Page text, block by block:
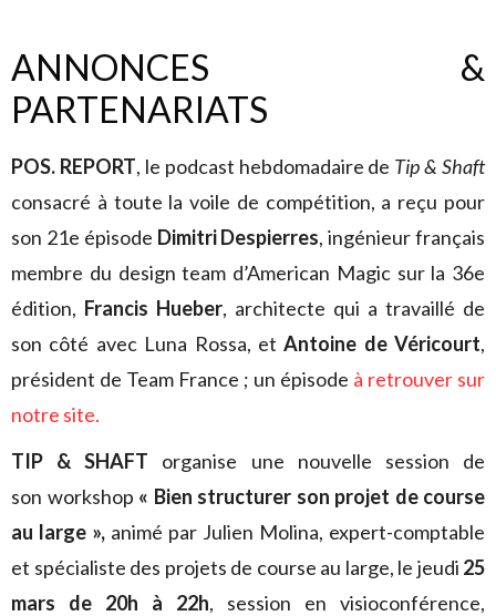
ANNONCES &
PARTENARIATS
POS. REPORT, le podcast hebdomadaire de Tip & Shaft
consacré à toute la voile de compétition, a reçu pour
son 21e épisode Dimitri Despierres, ingénieur français
membre du design team d’American Magic sur la 36e
édition, Francis Hueber, architecte qui a travaillé de
son côté avec Luna Rossa, etAntoine de Véricourt,
président de Team France ; un épisode à retrouver sur
notre site.
TIP & SHAFT organise une nouvelle session de
son workshop « Bien structurer son projet de course
au large », animé par Julien Molina, expert-comptable
et spécialiste des projets de course au large, le jeudi 25
mars de 20h à 22h, session en visioconférence,